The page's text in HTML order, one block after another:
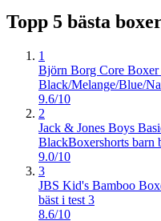
Topp 5 bästa
1
Björn Borg Core Boxer
Black/Melange/Blue/
9.6/10
2
Jack & Jones Boys
BlackBoxershorts barn
9.0/10
3
JBS Kid's Bamboo
bäst i test 3
8.6/10